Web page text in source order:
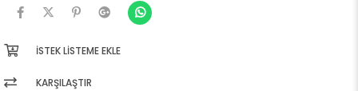
İSTEK LISTEME EKLE
KARŞILAŞTIR